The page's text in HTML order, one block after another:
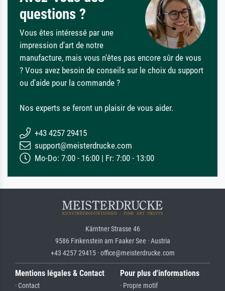
questions ?
Vous êtes intéressé par une
impression d'art de notre
manufacture, mais vous n'êtes pas encore sûr de vous
? Vous avez besoin de conseils sur le choix du support
ou d'aide pour la commande ?
Nos experts se feront un plaisir de vous aider.
+43 4257 29415
support@meisterdrucke.com
Mo-Do: 7:00 - 16:00 | Fr: 7:00 - 13:00
Kärntner Strasse 46
9586 Finkenstein am Faaker See · Austria
+43 4257 29415 · office@meisterdrucke.com
Mentions légales & Contact
· Contact
Pour plus d'informations
· Propre motif